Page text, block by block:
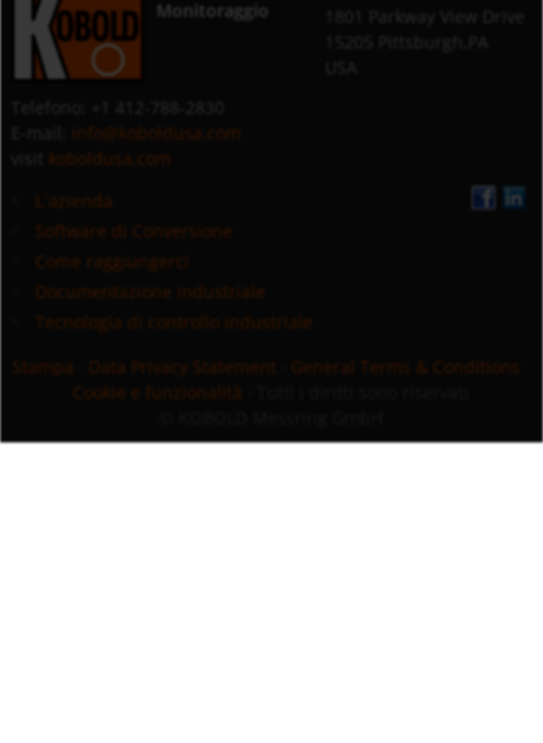
Monitoraggio
info@koboldusa.com
koboldusa.com
L`azienda
Software di Conversione
Come raggiungerci
Documentazione industriale
Tecnologia di controllo industriale
Stampa
Data Privacy Statement General Terms & Conditions
Cookie e funzionalità